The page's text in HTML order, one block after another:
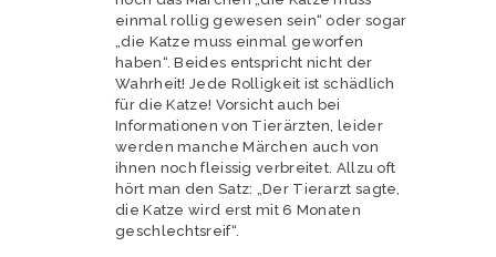
einmal rollig gewesen sein“ oder sogar
„die Katze muss einmal geworfen
haben“. Beides entspricht nicht der
Wahrheit! Jede Rolligkeit ist schädlich
für die Katze! Vorsicht auch bei
Informationen von Tierärzten, leider
werden manche Märchen auch von
ihnen noch fleissig verbreitet. Allzu oft
hört man den Satz: „Der Tierarzt sagte,
die Katze wird erst mit 6 Monaten
geschlechtsreif“.